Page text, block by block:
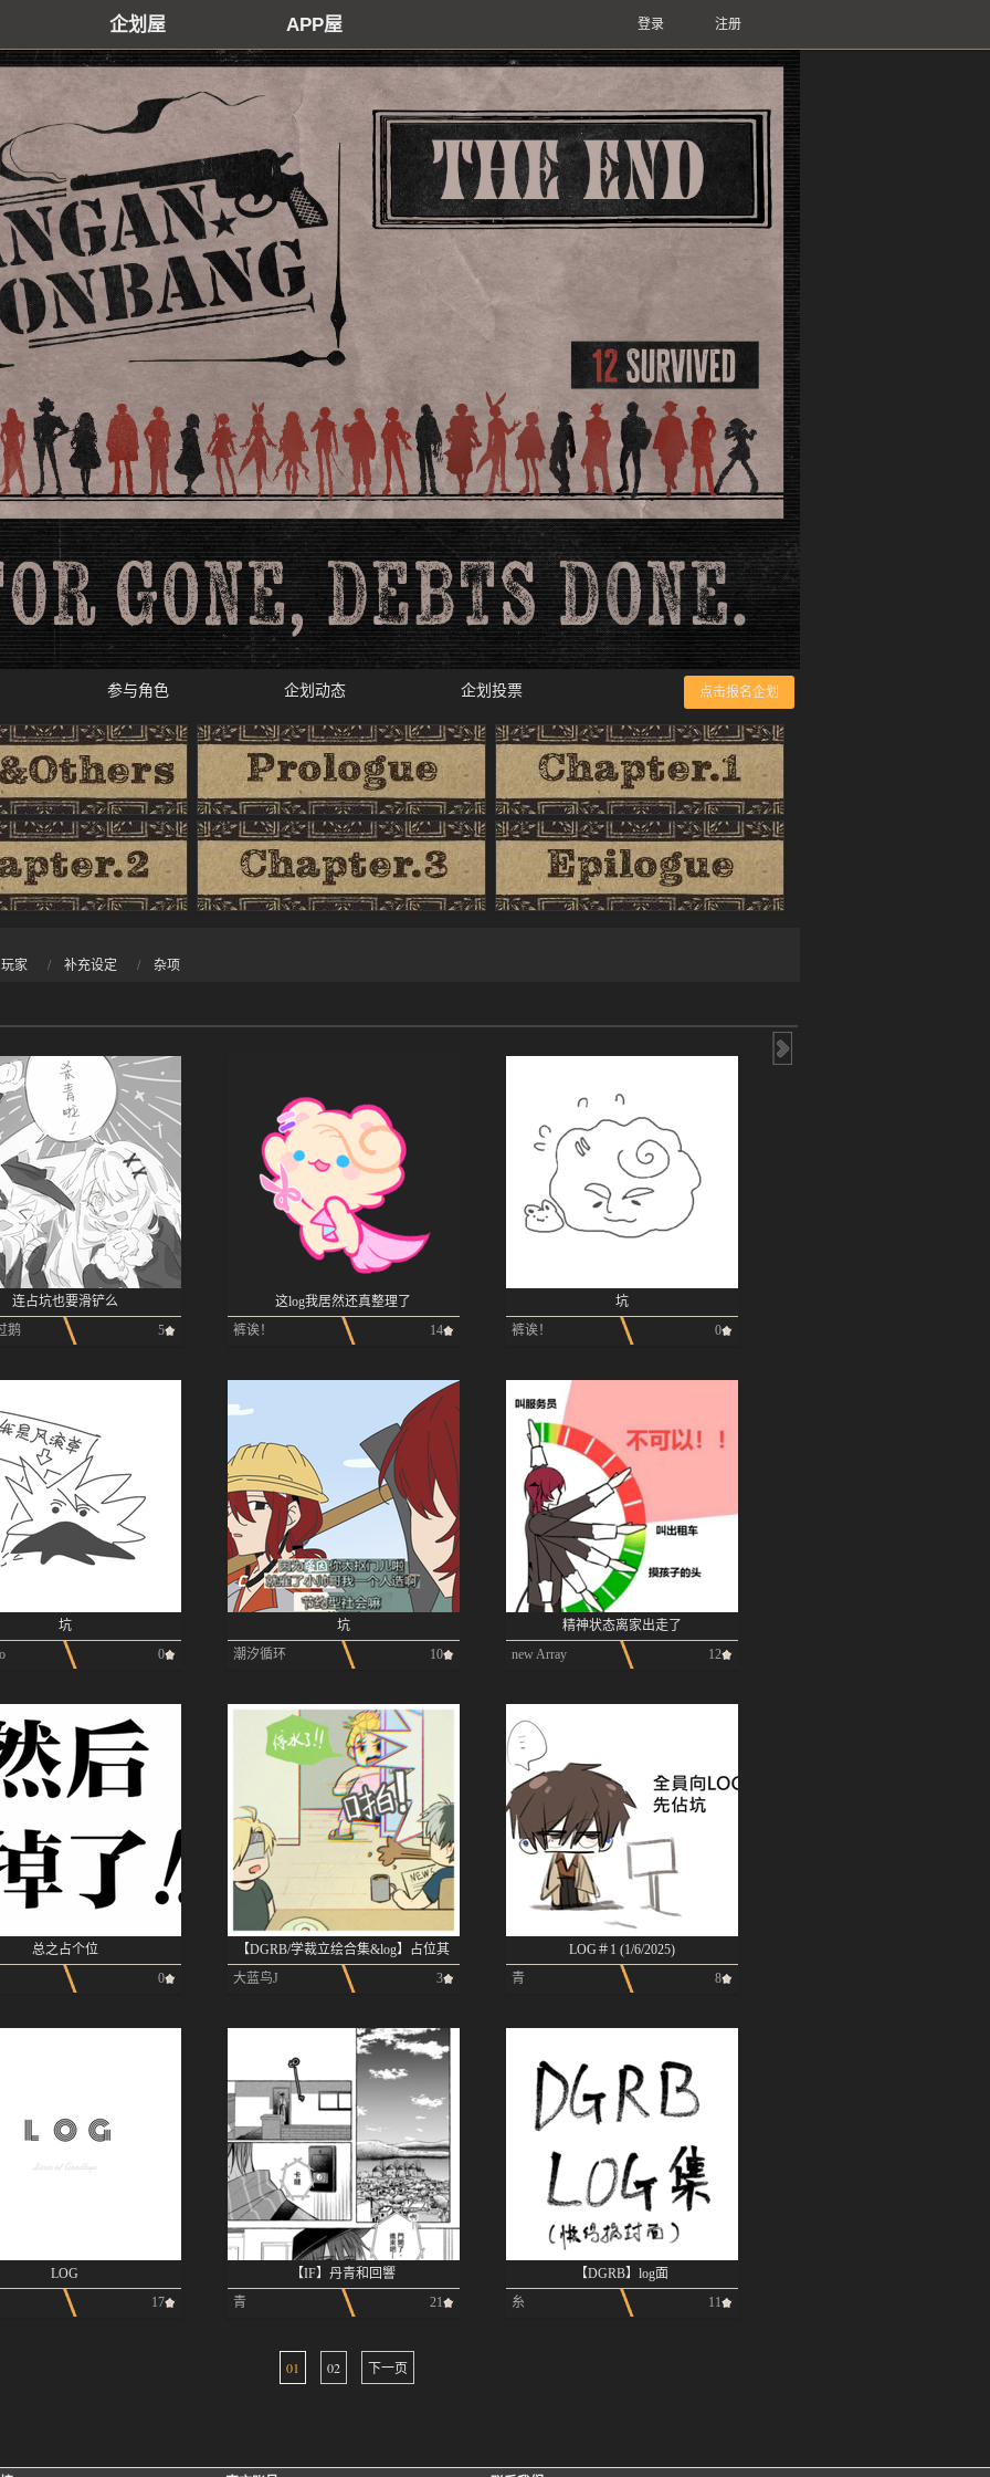
企划屋 APP屋 注册
登录
点击报名企划
参与角色 企划动态 企划投票
家 补充设定 杂项
连占坑也要滑铲么
鹅
5
这log我居然还真整理了
裤诶！
14
坑
裤诶！
0
坑
0
坑
潮汐循环
10
精神状态离家出走了
new Array
12
总之占个位
0
【DGRB/学裁立绘合集&log】占位其
一
大蓝鸟J 3
LOG＃1 (1/6/2025)
青
8
LOG
17
【IF】丹青和回響
青
21
【DGRB】log面
糸
11
01 02 下一页